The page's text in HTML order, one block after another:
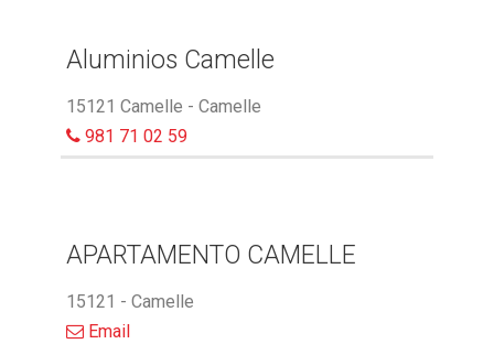
Aluminios Camelle
15121 Camelle - Camelle
981 71 02 59
APARTAMENTO CAMELLE
15121 - Camelle
Email